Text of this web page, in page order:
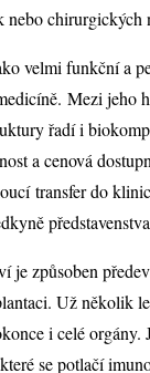
nebo chirurgických
velmi funkční a
Mezi jeho
řadí i
a cenová
transfer do
je způsoben
Už několik
i celé orgány.
se potlačí